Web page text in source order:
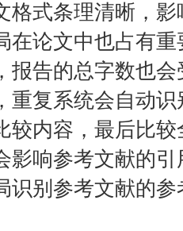
格式条理清晰，
在论文中也占有
报告的总字数也
重复系统会自动
较内容，最后比
影响参考文献的
识别参考文献的